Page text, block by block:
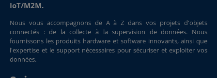
IoT/M2M.
Nous vous accompagnons de A à Z dans vos projets d'objets
connectés : de la collecte à la supervision de données. Nous
fournissons les produits hardware et software innovants, ainsi que
l'expertise et le support nécessaires pour sécuriser et exploiter vos
données.